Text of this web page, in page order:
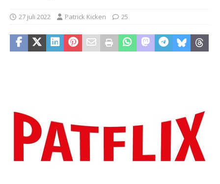
27 juli 2022 Patrick Kicken 25